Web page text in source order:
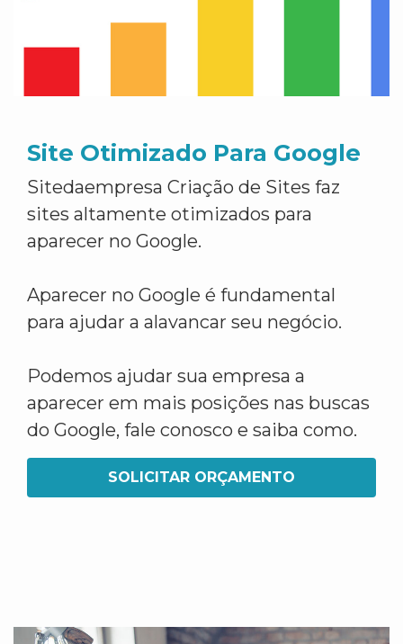
Site Otimizado Para Google
Sitedaempresa Criação de Sites faz
sites altamente otimizados para
aparecer no Google.
Aparecer no Google é fundamental
para ajudar a alavancar seu negócio.
Podemos ajudar sua empresa a
aparecer em mais posições nas buscas
do Google, fale conosco e saiba como.
SOLICITAR ORÇAMENTO